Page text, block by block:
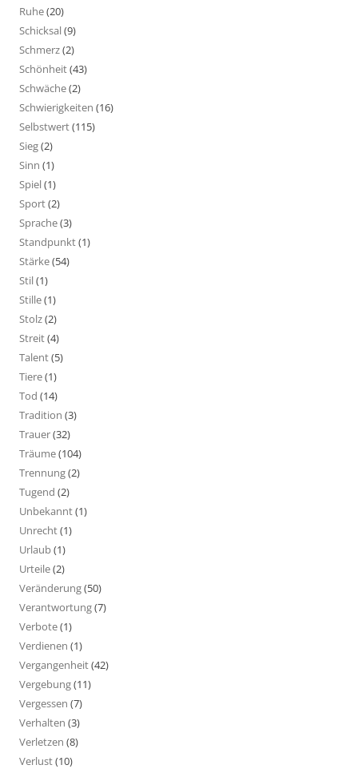
Ruhe(20)
Schicksal(9)
Schmerz(2)
Schönheit(43)
Schwäche(2)
Schwierigkeiten (16)
Selbstwert(115)
Sieg(2)
Sinn (1)
Spiel(1)
Sport(2)
Sprache(3)
Standpunkt(1)
Stärke(54)
Stil(1)
Stille(1)
Stolz(2)
Streit(4)
Talent(5)
Tiere(1)
Tod (14)
Tradition (3)
Trauer(32)
Träume(104)
Trennung(2)
Tugend (2)
Unbekannt(1)
Unrecht(1)
Urlaub(1)
Urteile(2)
Veränderung(50)
Verantwortung(7)
Verbote(1)
Verdienen (1)
Vergangenheit(42)
Vergebung(11)
Vergessen (7)
Verhalten (3)
Verletzen (8)
Verlust(10)